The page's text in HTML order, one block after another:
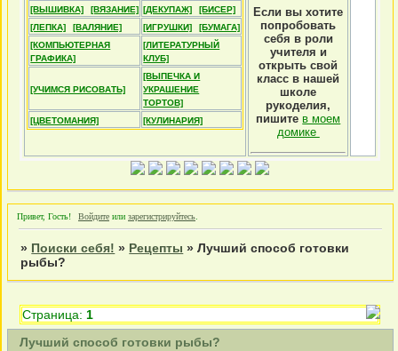
[ВЫШИВКА] [ВЯЗАНИЕ] [ДЕКУПАЖ]
[БИСЕР]
[ЛЕПКА]
[ВАЛЯНИЕ] [ИГРУШКИ]
[БУМАГА]
[КОМПЬЮТЕРНАЯ
ГРАФИКА]
[ЛИТЕРАТУРНЫЙ
КЛУБ]
[УЧИМСЯ РИСОВАТЬ]
[ВЫПЕЧКА И
УКРАШЕНИЕ
ТОРТОВ]
[ЦВЕТОМАНИЯ]
[КУЛИНАРИЯ]
Если вы хотите
попробовать
себя в роли
учителя и
открыть свой
класс в нашей
школе
рукоделия,
пишите в моем
домике
Привет, Гость! Войдите или зарегистрируйтесь
» Поиски себя! » Рецепты »Лучший способ готовки
рыбы?
Лучший способ готовки рыбы?
Страница: 1